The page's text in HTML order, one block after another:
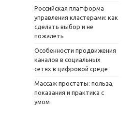
Российская платформа
управления кластерами: как
сделать выбор и не
пожалеть
Особенности продвижения
каналов в социальных
сетях в цифровой среде
Массаж простаты: польза,
показания и практика с
умом